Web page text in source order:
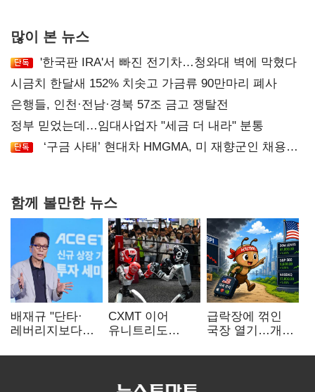
많이 본 뉴스
'한국판 IRA'서 빠진 전기차…청와대 벽에 막혔다
시금치 한달새 152% 치솟고 가금류 90만마리 폐사
은행들, 인천·전남·경북 57조 금고 쟁탈전
정부 믿었는데…임대사업자 "세금 더 내라" 분통
‘구금 사태’ 현대차 HMGMA, 미 재향군인 채용
함께 볼만한 뉴스
배재규 "단타·
레버리지보다
장기투자…
CXMT 이어
유니트리도
영향 '촉각'
급락장에 꺾인
국장 열기…개인
해외로